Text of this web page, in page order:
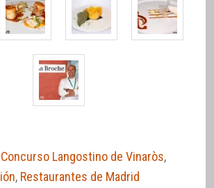
Concurso Langostino de Vinaròs,
, Restaurantes de Madrid